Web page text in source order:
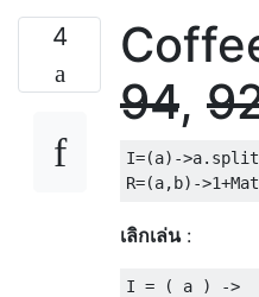
4
94,
I=(a)->a. split
R=(a, b)->1+
เลิกเล่น:
I = ( a )
->